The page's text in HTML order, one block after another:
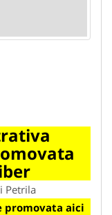
Petrila
promovata aici